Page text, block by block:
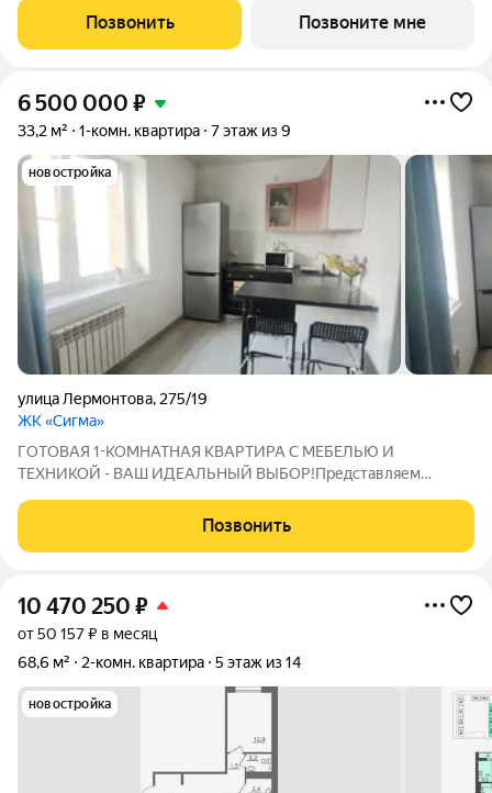
минутах от центра города. Гармония природы и городской
инфраструктуры создает
Позвонить Позвоните мне
6 500 000 ₽
33,2 м² 1-комн. квартира 7 этаж из 9
новостройка
улица Лермонтова, 275/19
ЖК «Сигма»
ГОТОВАЯ 1-КОМНАТНАЯ КВАРТИРА С МЕБЕЛЬЮ И
ТЕХНИКОЙ - ВАШ ИДЕАЛЬНЫЙ ВЫБОР!Представляем
учетом балкона 33,2 кв.м ( без балкона 31,2 кв.м) в ЖК "Сигма"
Преимущества 1. Надежный застройщик 2.
Позвонить
10 470 250 ₽
от 50 157 ₽ в месяц
68,6 м²
2-комн. квартира 5 этаж из 14
новостройка